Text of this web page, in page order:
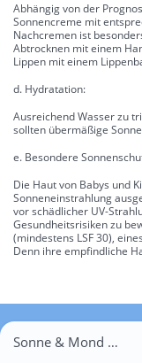
Abhängig von der
Sonnencreme mit
Nachcremen ist
Abtrocknen mit einem
Lippen mit einem
d. Hydratation:
Ausreichend Wasser zu
sollten übermäßige
e. Besondere
Die Haut von Babys und
Sonneneinstrahlung
vor schädlicher UV-
Gesundheitsrisiken zu
(mindestens LSF 30),
Denn ihre empfindliche
Sonne & Mond Seefeld in Tirol